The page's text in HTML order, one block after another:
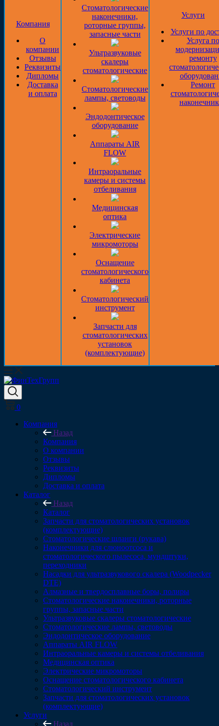
Компания
О
компании
Отзывы
Реквизиты
Дипломы
Доставка
и оплата
Стоматологические
наконечники,
роторные группы,
запасные части
Ультразвуковые
скалеры
стоматологические
Стоматологические
лампы, световоды
Эндодонтическое
оборудование
Аппараты AIR
FLOW
Интраоральные
камеры и системы
отбеливания
Медицинская
оптика
Электрические
микромоторы
Оснащение
стоматологического
кабинета
Стоматологический
инструмент
Запчасти для
стоматологических
установок
(комплектующие)
Услуги
Услуги по
Услуга по
ремонту
Ремонт
0
Компания
Назад
Компания
О компании
Отзывы
Реквизиты
Дипломы
Доставка и оплата
Каталог
Назад
Каталог
Запчасти для стоматологических установок
(комплектующие)
Стоматологические шланги (рукава)
Наконечники для слюноотсоса и
стоматологического пылесоса, мундштуки,
переходники
Насадки для ультразвукового скалера (Woodpecker
DTE)
Алмазные и твердосплавные боры, полиры
Стоматологические наконечники, роторные
группы, запасные части
Ультразвуковые скалеры стоматологические
Стоматологические лампы, световоды
Эндодонтическое оборудование
Аппараты AIR FLOW
Интраоральные камеры и системы отбеливания
Медицинская оптика
Электрические микромоторы
Оснащение стоматологического кабинета
Стоматологический инструмент
Запчасти для стоматологических установок
(комплектующие)
Услуги
Назад